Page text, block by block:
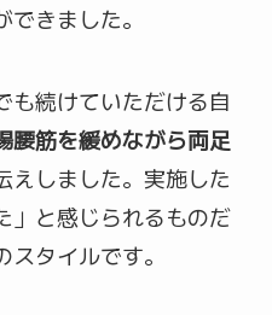
きました。
も続けていただける自
腰筋を緩めながら両足
えしました。実施した
」と感じられるものだ
タイルです。